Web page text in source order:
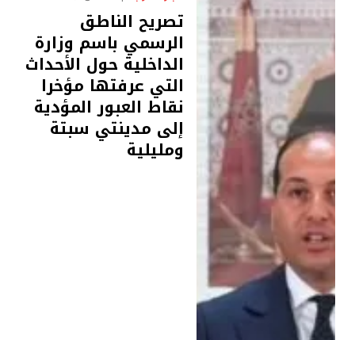
تصريح الناطق
الرسمي باسم وزارة
الداخلية حول الأحداث
التي عرفتها مؤخرا
نقاط العبور المؤدية
إلى مدينتي سبتة
ومليلية